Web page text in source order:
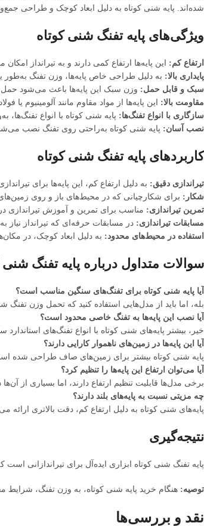
شده‌اند. پایه شنی کوتاه به دلیل ابعاد کوچک و طراحی
ویژگی‌های پایه تفنگ شنی کوتاه
ارتفاع کم: این پایه‌ها ارتفاع کمی دارند و به تیرانداز
پایداری بالا: به دلیل طراحی خاص پایه‌ها، وزن تفنگ به‌طور
سبک و قابل حمل: وزن سبک این پایه‌ها باعث می‌شود حمل
مقاومت بالا: این پایه‌ها از مواد مقاوم مانند
سازگاری با انواع تفنگ‌ها: پایه شنی کوتاه با انواع
نصب آسان: پایه شنی کوتاه به‌راحتی روی تفنگ نصب می‌شود
کاربردهای پایه تفنگ شنی کوتاه
تیراندازی دقیق: به دلیل ارتفاع کم، این پایه‌ها برای
شکار: برای شکارچیانی که در محیط‌های باز و روی
تمرین تیراندازی: مناسب برای تمرین و آموزش تیراندازی در
مسابقات تیراندازی: در مسابقات حرفه‌ای که تیرانداز نیاز
استفاده در محیط‌های محدود: به دلیل ابعاد کوچک، در
سوالات متداول درباره پایه تفنگ شنی
آیا پایه شنی کوتاه برای تفنگ‌های سنگین مناسب است؟
بله، اما باید از مدل‌هایی استفاده کنید که تحمل وزن تفنگ
آیا نصب این پایه‌ها به تفنگ خاصی محدود است؟
خیر، بیشتر پایه‌های شنی کوتاه با انواع تفنگ‌های
آیا این پایه‌ها در زمین‌های ناهموار کارایی دارند؟
پایه شنی کوتاه بیشتر برای زمین‌های صاف طراحی شده
آیا می‌توان ارتفاع این پایه‌ها را تنظیم کرد؟
برخی مدل‌ها قابلیت تنظیم ارتفاع دارند، اما بسیاری از آن‌ها
چه مزیتی نسبت به پایه‌های بلند دارند؟
پایه‌های شنی کوتاه به دلیل ارتفاع کم، دقت بالاتری
نتیجه‌گیری
پایه تفنگ شنی کوتاه ابزاری ایده‌آل برای تیراندازانی
توصیه: هنگام خرید پایه شنی کوتاه، به وزن تفنگ، شرایط
نقد و بررسی‌ها